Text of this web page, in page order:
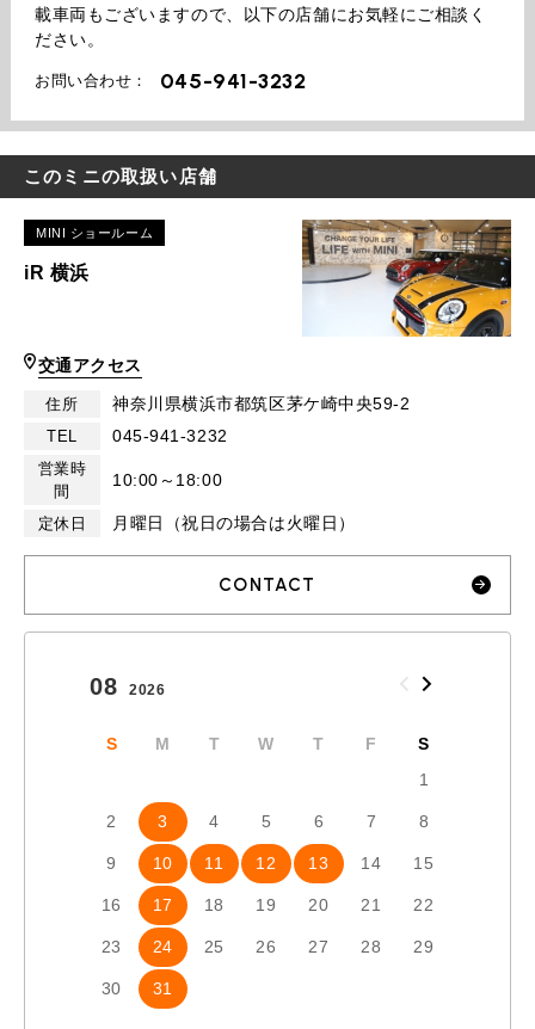
載車両もございますので、以下の店舗にお気軽にご相談く
ださい。
お問い合わせ： 045-941-3232
このミニの取扱い店舗
MINI ショールーム
iR 横浜
交通アクセス
住所 神奈川県横浜市都筑区茅ケ崎中央59-2
TEL 045-941-3232
営業時
間
10:00～18:00
定休日 月曜日（祝日の場合は火曜日）
CONTACT
08 2026
S M T W T F
S
1
2 3 4 5 6 7 8
9 10 11 12 13 14 15
16 17 18 19 20 21 22
23 24 25 26 27 28 29
30 31